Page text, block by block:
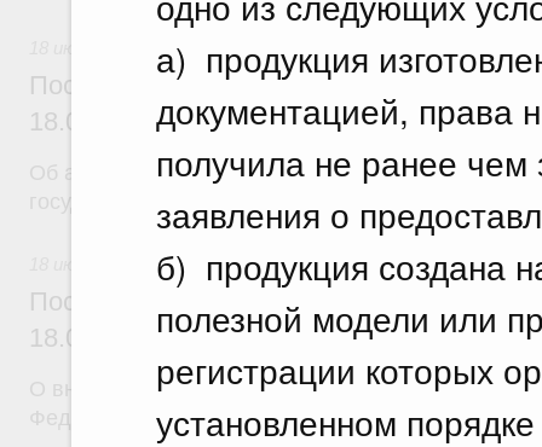
а) продукция
документацией, права
получила не ранее чем
заявления о
б) продукция создана
полезной модели или
регистрации которых
установленном
Постановление Правительства
18.07.2026 г. № 904
Об авансировании
Постановление Правительства
18.07.2026 г. № 909
О внесении изменения в постановление
Федерации от 17 февраля 2024 г. № 179